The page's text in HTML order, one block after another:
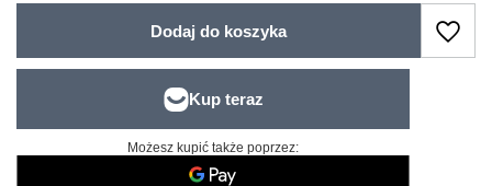
Dodaj do koszyka
Możesz kupić także poprzez: